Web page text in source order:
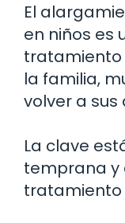
El
en niños es
tratamiento
la familia,
volver a
La clave
temprana y